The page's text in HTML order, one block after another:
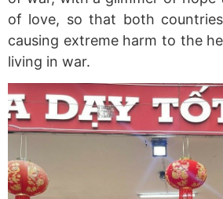
of love, so that both
causing extreme harm to the
living in war.